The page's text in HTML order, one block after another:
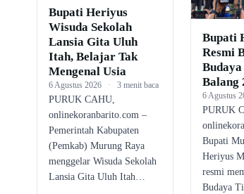
Bupati Heriyus
Wisuda Sekolah
Lansia Gita Uluh
Itah, Belajar Tak
Mengenal Usia
6 Agustus 2026 · 3 menit baca
PURUK CAHU,
onlinekoranbarito.com –
Pemerintah Kabupaten
(Pemkab) Murung Raya
menggelar Wisuda Sekolah
Lansia Gita Uluh Itah…
Bupati
Resmi
Balang
6 Agustus
PURUK
Bupati
Heriyus
resmi
Budaya